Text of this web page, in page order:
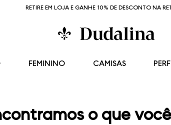
RETIRE EM LOJA E GANHE 10% DE DESCONTO NA
FEMININO CAMISAS
o que